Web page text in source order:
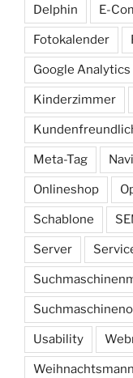
Delphin E-
Fotokalender
Google Analytics
Kinderzimmer
Meta-Tag
Onlineshop
Schablone
Server
Usability
Weihnachtsmann